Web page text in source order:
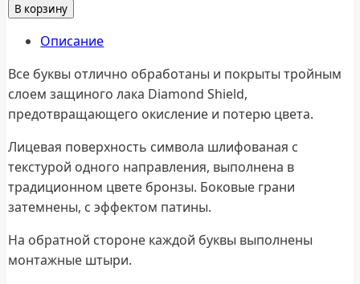
В корзину
Описание
Все буквы отлично обработаны и покрыты тройным
слоем защиного лака Diamond Shield,
предотвращающего окисление и потерю цвета.
Лицевая поверхность символа шлифованая с
текстурой одного направления, выполнена в
традиционном цвете бронзы. Боковые грани
затемнены, с эффектом патины.
На обратной стороне каждой буквы выполнены
монтажные штыри.